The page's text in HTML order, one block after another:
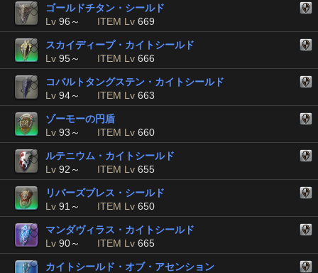
ゴールドチタン・シールド
Lv 96～ ITEM Lv 669
スカイディープ・カイトシールド
Lv 95～ ITEM Lv 666
コバルトタングステン・カイトシールド
Lv 94～ ITEM Lv 663
ゾーモーの円盾
Lv 93～ ITEM Lv 660
ルテニウム・カイトシールド
Lv 92～ ITEM Lv 655
リバーズブレス・シールド
Lv 91～ ITEM Lv 650
マンダヴィラス・カイトシールド
Lv 90～ ITEM Lv 665
カイトシールド・オブ・アセンション